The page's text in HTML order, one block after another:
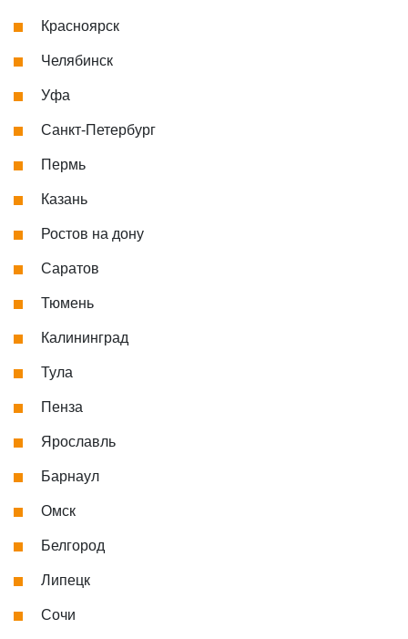
Красноярск
Челябинск
Уфа
Санкт-Петербург
Пермь
Казань
Ростов на дону
Саратов
Тюмень
Калининград
Тула
Пенза
Ярославль
Барнаул
Омск
Белгород
Липецк
Сочи